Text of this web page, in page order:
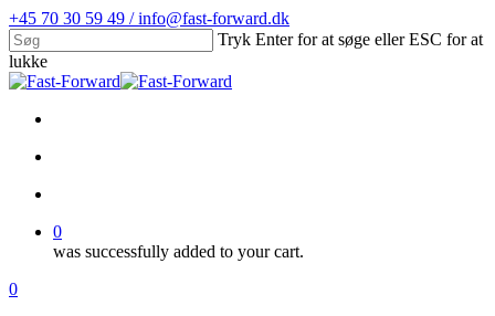
Skip
to
main
content
+45 70 30 59 49 / info@fast-forward.dk
Tryk Enter for at søge eller ESC for at
lukke
Close
0
was successfully added to your cart.
Menu
search
account
0